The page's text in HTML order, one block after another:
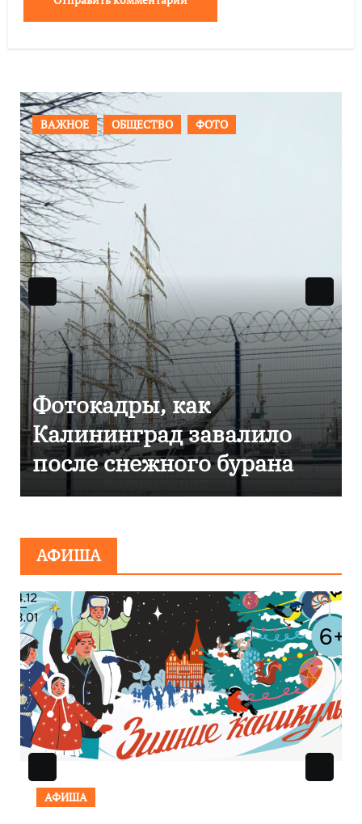
ПРОИСШЕСТВИЯ ФОТО
Фоторепортаж как в
Калининграде
эвакуировали ТЦ из-за
сообщения о
АФИША
АФИША